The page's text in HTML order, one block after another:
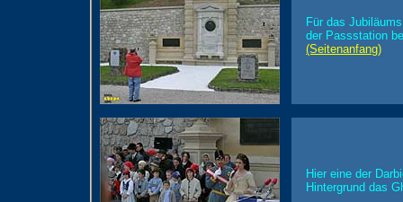
Für das
der Passstation
(Seitenanfang)
Hier eine der
Hintergrund das